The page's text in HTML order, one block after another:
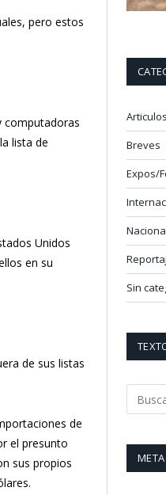
pero estos
computadoras
lista de
Unidos
en su
de sus listas
de
el presunto
sus propios
Articulos
Breves
Expos/
Sin
META